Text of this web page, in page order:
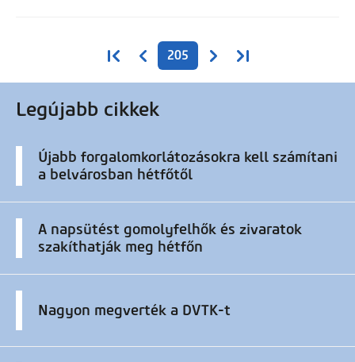
OldalszámozásElső oldalElőző oldal
205 Következő oldal
Utolsó oldal
Legújabb cikkek
Újabb forgalomkorlátozásokra kell számítani
a belvárosban hétfőtől
A napsütést gomolyfelhők és zivaratok
szakíthatják meg hétfőn
Nagyon megverték a DVTK-t